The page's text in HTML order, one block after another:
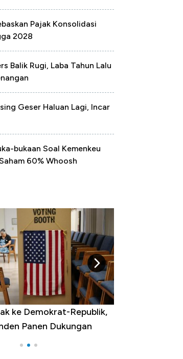
Pajak Konsolidasi
2028
Balik Rugi, Laba Tahun Lalu
Geser Haluan Lagi, Incar
bukaan Soal Kemenkeu
60% Whoosh
Republik,
Dukungan
Tak Perlu Bom Nuklir,
yang Bikin Dunia Ketar-